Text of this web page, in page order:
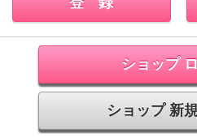
ショップ
ショップ 新